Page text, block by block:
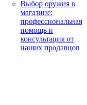
Выбор оружия в
магазине:
профессиональная
помощь и
консультация от
наших продавцов